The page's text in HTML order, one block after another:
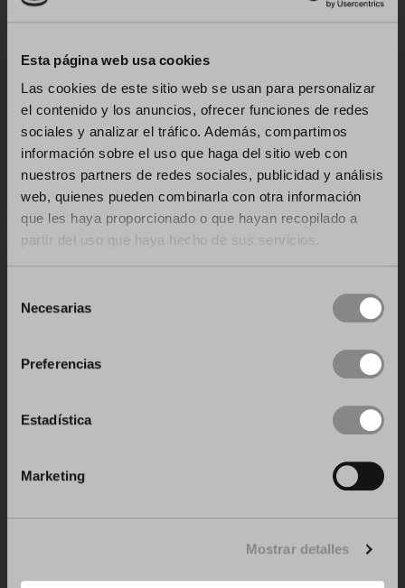
Esta página web usa cookies
Las cookies de este sitio web se usan para personalizar
el contenido y los anuncios, ofrecer funciones de redes
sociales y analizar el tráfico. Además, compartimos
información sobre el uso que haga del sitio web con
nuestros partners de redes sociales, publicidad y análisis
web, quienes pueden combinarla con otra información
que les haya proporcionado o que hayan recopilado a
partir del uso que haya hecho de sus servicios.
Necesarias
Preferencias
Estadística
Marketing
Mostrar detalles
Prossimo artículo